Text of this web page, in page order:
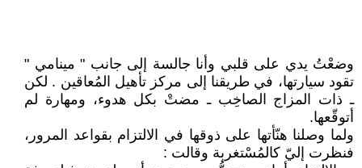
وضعْتُ يدي على قلبي وأنا جالسة إلى جانب " مينامي "
تقود سيارتها، في طريقنا إلى مركز تأهيل المُعاقين . لكن
ـ ذات المزاج الصاخِب ـ مضتْ بكل هدوء، ومهارة لم
أتوقّعها.
ولما وصلنا هنّأتها على ذوقها في الالتزام بقواعد المرور،
فنظرت إليّ كالمُسْتغربة وقالت :